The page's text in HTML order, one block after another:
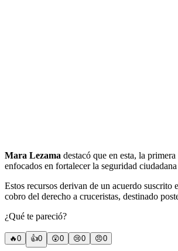
Mara Lezama destacó que en esta, la
enfocados en fortalecer la seguridad
Estos recursos derivan de un acuerdo
cobro del derecho a cruceristas, destinado
¿Qué te pareció?
🔥0 👍0 😲0 😢0 😠0